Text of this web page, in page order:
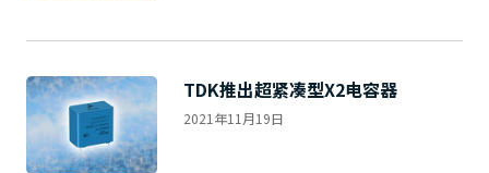
TDK推出超紧凑型X2电容器
2021年11月19日